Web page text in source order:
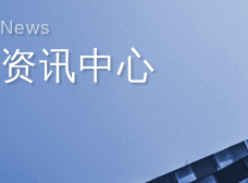
News
资讯中心